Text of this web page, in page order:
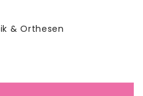
& Orthesen